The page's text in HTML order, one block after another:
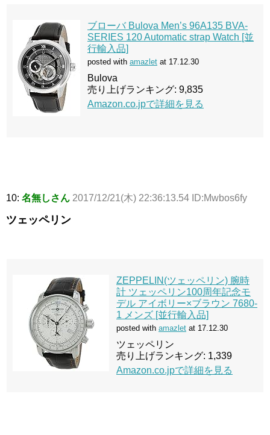
ブローバ Bulova Men’s 96A135 BVA-
SERIES 120 Automatic strap Watch [並
行輸入品]
posted with amazlet at 17.12.30
Bulova
売り上げランキング: 9,835
Amazon.co.jpで詳細を見る
10: 名無しさん 2017/12/21(木) 22:36:13.54 ID:Mwbos6fy
ツェッペリン
ZEPPELIN(ツェッペリン) 腕時
計 ツェッペリン100周年記念モ
デル アイボリー×ブラウン 7680-
1 メンズ [並行輸入品]
posted with amazlet at 17.12.30
ツェッペリン
売り上げランキング: 1,339
Amazon.co.jpで詳細を見る